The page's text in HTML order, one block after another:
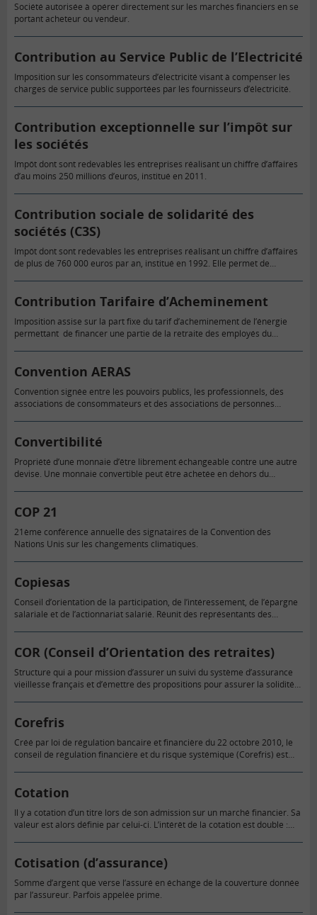
Société autorisée à opérer directement sur les marchés financiers en se
portant acheteur ou vendeur.
Contribution au Service Public de l’Electricité
Imposition sur les consommateurs d’électricité visant à compenser les
charges de service public supportées par les fournisseurs d’électricité.
Contribution exceptionnelle sur l’impôt sur
les sociétés
Impôt dont sont redevables les entreprises réalisant un chiffre d’affaires
d’au moins 250 millions d’euros, institué en 2011.
Contribution sociale de solidarité des
sociétés (C3S)
Impôt dont sont redevables les entreprises réalisant un chiffre d’affaires
de plus de 760 000 euros par an, institué en 1992. Elle permet de
Contribution Tarifaire d’Acheminement
Imposition assise sur la part fixe du tarif d’acheminement de l’énergie
permettant de financer une partie de la retraite des employés du
Convention AERAS
Convention signée entre les pouvoirs publics, les professionnels, des
associations de consommateurs et des associations de personnes
Convertibilité
Propriété d’une monnaie d’être librement échangeable contre une autre
devise. Une monnaie convertible peut être achetée en dehors du
COP 21
21ème conférence annuelle des signataires de la Convention des
Nations Unis sur les changements climatiques.
Copiesas
Conseil d’orientation de la participation, de l’intéressement, de l’épargne
salariale et de l’actionnariat salarié. Réunit des représentants des
COR (Conseil d’Orientation des retraites)
Structure qui a pour mission d’assurer un suivi du système d’assurance
vieillesse français et d’émettre des propositions pour assurer la solidité
Corefris
Créé par loi de régulation bancaire et financière du 22 octobre 2010, le
conseil de régulation financière et du risque systémique (Corefris) est
Cotation
Il y a cotation d’un titre lors de son admission sur un marché financier. Sa
valeur est alors définie par celui-ci. L’intérêt de la cotation est double :
Cotisation (d’assurance)
Somme d’argent que verse l’assuré en échange de la couverture donnée
par l’assureur. Parfois appelée prime.